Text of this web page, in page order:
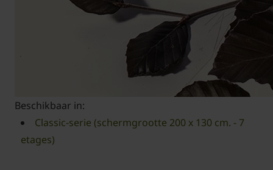
Beschikbaar in:
Classic-serie (schermgrootte 200 x 130 cm. - 7
etages)